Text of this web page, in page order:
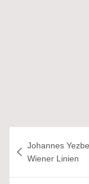
Johannes
Wiener Linien